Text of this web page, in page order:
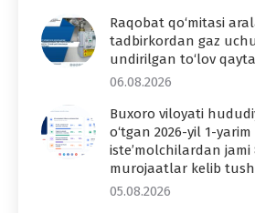
Raqobat qo‘mitasi
tadbirkordan gaz
undirilgan to‘lov
06.08.2026
Buxoro viloyati
o‘tgan 2026-yil 1-
iste’molchilardan jami
murojaatlar kelib
05.08.2026